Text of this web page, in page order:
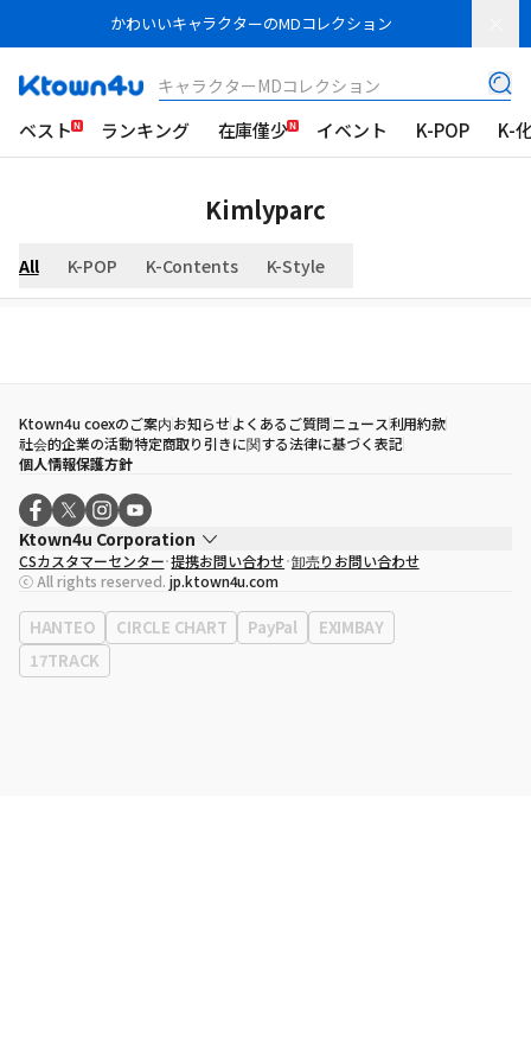
かわいいキャラクターのMDコレクション
キャラクターMDコレクション
ベスト ランキング 在庫僅少 イベント K-POP K-
Kimlyparc
All K-POP K-Contents K-Style
Ktown4u coexのご案内お知らせよくあるご質問ニュース利用約款
社会的企業の活動特定商取り引きに関する法律に基づく表記
個人情報保護方針
Ktown4u Corporation
代表取締役
ソン・ヒョミン
事業者登録番号120-87-71116
eContext
0120-23-7523
事務所住所
ソウル特別市江南区永東大路513、3階(三成洞、coex)
CSカスタマーセンター 提携お問い合わせ 卸売りお問い合わせ
ⓒ All rights reserved. jp.ktown4u.com
HANTEO CIRCLE CHART PayPal
EXIMBAY
17TRACK